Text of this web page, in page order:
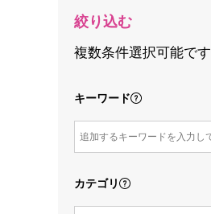
絞り込む
複数条件選択可能です
キーワード
カテゴリ